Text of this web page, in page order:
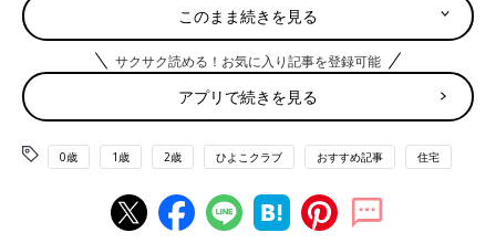
このまま続きを見る
サクサク読める！お気に入り記事を登録可能
アプリで続きを見る
0歳 1歳 2歳 ひよこクラブ おすすめ記事 住宅